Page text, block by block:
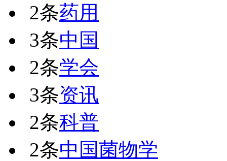
2条药用
3条中国
2条学会
3条资讯
2条科普
2条中国菌物学